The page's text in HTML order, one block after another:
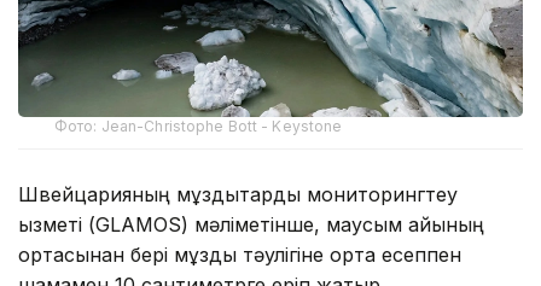
Фото: Jean-Christophe Bott - Keystone
Швейцарияның мұздықтарды мониторингтеу
қызметі (GLAMOS) мәліметінше, маусым айының
ортасынан бері мұздық тәулігіне орта есеппен